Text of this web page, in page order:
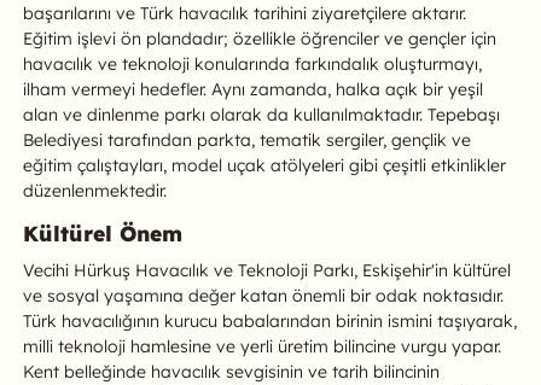
başarılarını ve Türk havacılık tarihini ziyaretçilere aktarır.
Eğitim işlevi ön plandadır; özellikle öğrenciler ve gençler için
havacılık ve teknoloji konularında farkındalık oluşturmayı,
ilham vermeyi hedefler. Aynı zamanda, halka açık bir yeşil
alan ve dinlenme parkı olarak da kullanılmaktadır. Tepebaşı
Belediyesi tarafından parkta, tematik sergiler, gençlik ve
eğitim çalıştayları, model uçak atölyeleri gibi çeşitli etkinlikler
düzenlenmektedir.
Kültürel Önem
Vecihi Hürkuş Havacılık ve Teknoloji Parkı, Eskişehir'in kültürel
ve sosyal yaşamına değer katan önemli bir odak noktasıdır.
Türk havacılığının kurucu babalarından birinin ismini taşıyarak,
milli teknoloji hamlesine ve yerli üretim bilincine vurgu yapar.
Kent belleğinde havacılık sevgisinin ve tarih bilincinin